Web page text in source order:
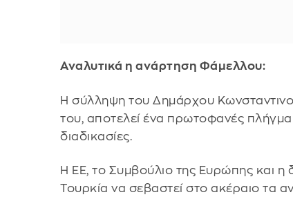
Αναλυτικά η ανάρτηση Φάμελλου:
Η σύλληψη του Δημάρχου
του, αποτελεί ένα πρωτοφανές πλήγμα
διαδικασίες.
Η ΕΕ, το Συμβούλιο της Ευρώπης και η
Τουρκία να σεβαστεί στο ακέραιο τα